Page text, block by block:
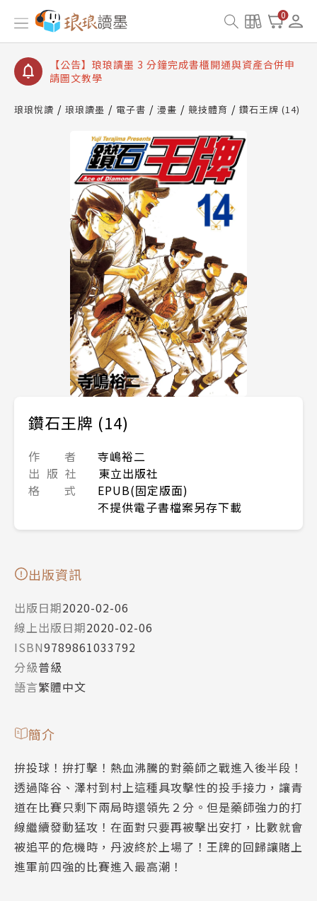
0
【公告】琅琅讀墨數位閱讀資產合併與書櫃開通申請
【公告】琅琅讀墨書櫃開通常見問題
【公告】琅琅讀墨 3 分鐘完成書櫃開通與資產合併申
請圖文教學
查詢
琅琅悅讀 琅琅讀墨 電子書 漫畫 競技體育 鑽石王牌 (14)
鑽石王牌 (14)
作 者
寺嶋裕二
出 版 社
東立出版社
格 式
EPUB(固定版面)
不提供電子書檔案另存下載
出版資訊
出版日期2020-02-06
線上出版日期2020-02-06
ISBN9789861033792
分級普級
語言繁體中文
簡介
拚投球！拚打擊！熱血沸騰的對藥師之戰進入後半段！
透過降谷、澤村到村上這種具攻擊性的投手接力，讓青
道在比賽只剩下兩局時還領先２分。但是藥師強力的打
線繼續發動猛攻！在面對只要再被擊出安打，比數就會
被追平的危機時，丹波終於上場了！王牌的回歸讓賭上
進軍前四強的比賽進入最高潮！